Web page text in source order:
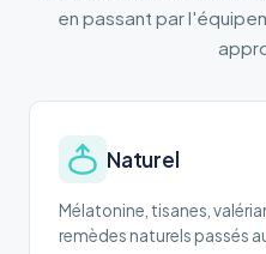
en passant par
Naturel
Mélatonine, tisanes,
remèdes naturels passés